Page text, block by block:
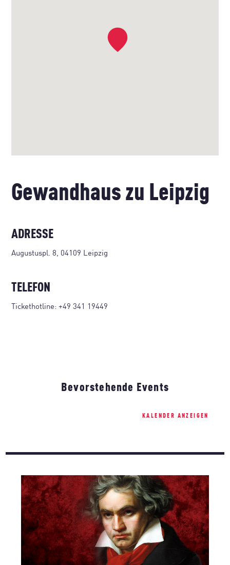
Gewandhaus zu Leipzig
ADRESSE
Augustuspl. 8, 04109 Leipzig
TELEFON
Tickethotline: +49 341 19449
Bevorstehende Events
KALENDER ANZEIGEN